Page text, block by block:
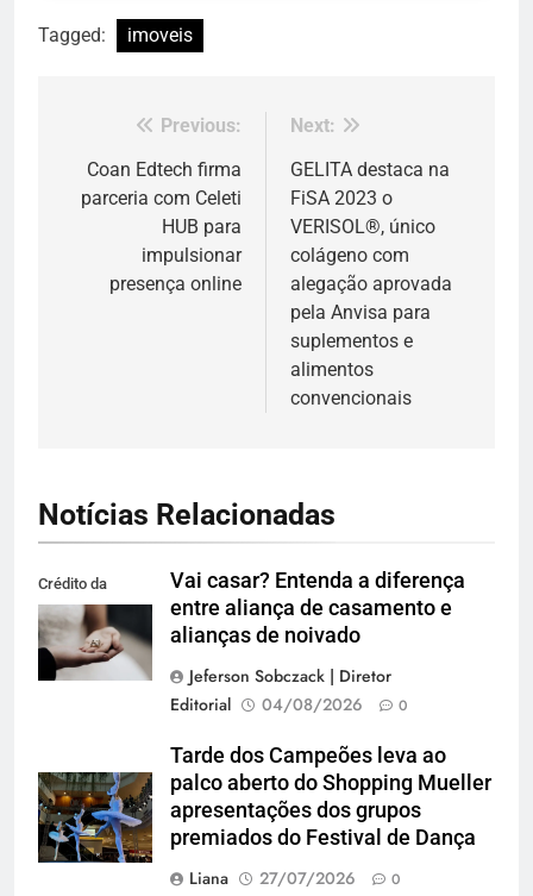
Tagged: imoveis
Navegação
de
Post
Previous:
Coan Edtech firma
parceria com Celeti
HUB para
impulsionar
presença online
Next:
GELITA destaca na
FiSA 2023 o
VERISOL®, único
colágeno com
alegação aprovada
pela Anvisa para
suplementos e
alimentos
convencionais
Notícias Relacionadas
Crédito da
imagem: Pexels
Vai casar? Entenda a diferença
entre aliança de casamento e
alianças de noivado
Jeferson Sobczack | Diretor
Editorial
04/08/2026 0
Tarde dos Campeões leva ao
palco aberto do Shopping Mueller
apresentações dos grupos
premiados do Festival de Dança
Liana
27/07/2026 0